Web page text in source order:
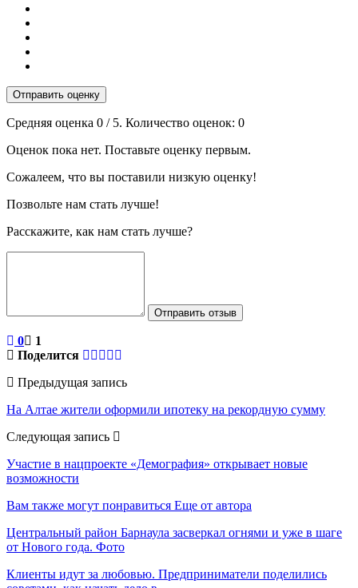
Отправить оценку
Средняя оценка 0 / 5. Количество оценок: 0
Оценок пока нет. Поставьте оценку первым.
Сожалеем, что вы поставили низкую оценку!
Позвольте нам стать лучше!
Расскажите, как нам стать лучше?
Отправить отзыв
0
1
Поделится
Предыдущая запись
На Алтае жители оформили ипотеку на рекордную сумму
Следующая запись
Участие в нацпроекте «Демография» открывает новые
возможности
Вам также могут понравиться Еще от автора
Центральный район Барнаула засверкал огнями и уже в шаге
от Нового года. Фото
Клиенты идут за любовью. Предприниматели поделились